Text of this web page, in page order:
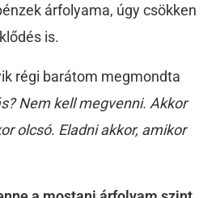
árfolyama, úgy csökken
is.
régi barátom megmondta
Nem kell megvenni. Akkor
olcsó. Eladni akkor, amikor